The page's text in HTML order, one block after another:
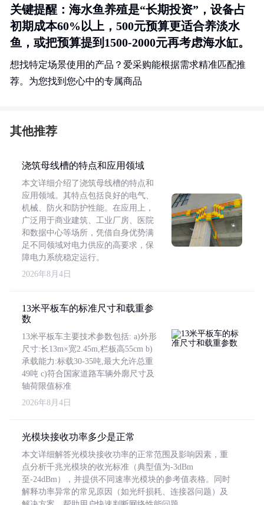
关键提醒 ：海水鱼养殖是“长期投资”，设备占
初期成本60%以上，500元预算更适合养淡水
鱼，或把预算提到1500-2000元再考虑海水缸。
想找特定场景使用的产品？爱采购能根据需求精准匹配推
荐。为您找到您心中的专属商品
其他推荐
浇筑母线槽的特点和应用领域
本文详细介绍了浇筑母线槽的特点和
应用领域。其特点包括良好的电气、
机械、防火和防护性能。在应用上，
广泛用于商业建筑、工业厂房、医院
和数据中心等场所，凭借自身优势满
足不同领域对电力供应的高要求，保
障电力系统稳定运行。
2026年8月4日
13米平板车的标准尺寸和载重参
数
13米平板车主要技术参数包括: a)外形
尺寸:长13m×宽2.45m,栏板高55cm b)
承载能力:标载30-35吨,最大允许总重
49吨 c)符合国家道路车辆外廓尺寸及
轴荷限值标准
2026年8月4日
光模块接收功率多少是正常
本文详细解答光模块接收功率的正常范围及影响因素，重
点分析千兆光模块的收光标准（典型值为-3dBm
至-24dBm），并提供不同速率光模块的参考值表格。同时
解释功率异常的常见原因（如光纤损耗、连接器问题）及